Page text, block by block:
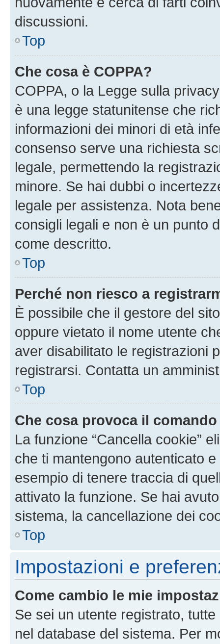
discussioni.
Top
Che cosa è COPPA?
COPPA, o la Legge sulla
è una legge statunitense che
informazioni dei minori di età
consenso serve una richiesta
legale, permettendo la
minore. Se hai dubbi o
legale per assistenza. Nota
consigli legali e non è un punto
come descritto.
Top
Perché non riesco a
È possibile che il gestore del
oppure vietato il nome utente
aver disabilitato le registrazioni
registrarsi. Contatta un
Top
Che cosa provoca il
La funzione “Cancella cookie”
che ti mantengono autenticato
esempio di tenere traccia di
attivato la funzione. Se hai
sistema, la cancellazione dei
Top
Impostazioni e
Come cambio le mie
Se sei un utente registrato,
nel database del sistema. Per